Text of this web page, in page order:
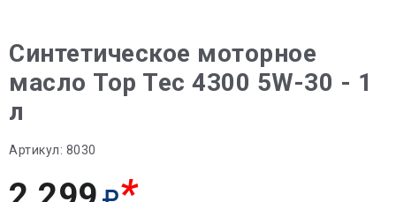
Синтетическое моторное
масло Top Tec 4300 5W-30 - 1
л
Артикул: 8030